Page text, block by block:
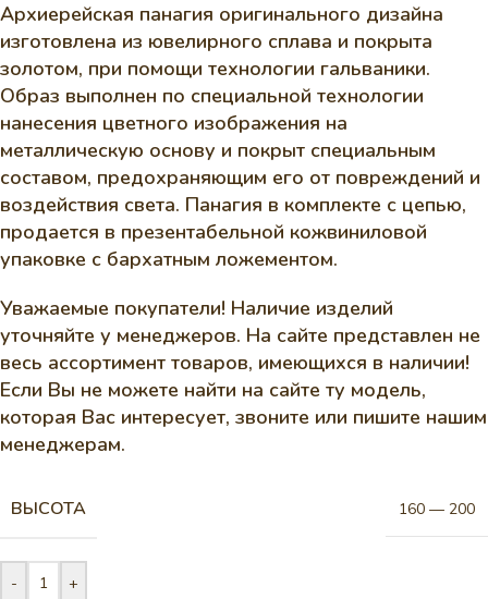
Архиерейская панагия оригинального дизайна
изготовлена из ювелирного сплава и покрыта
золотом, при помощи технологии гальваники.
Образ выполнен по специальной технологии
нанесения цветного изображения на
металлическую основу и покрыт специальным
составом, предохраняющим его от повреждений и
воздействия света. Панагия в комплекте с цепью,
продается в презентабельной кожвиниловой
упаковке с бархатным ложементом.
Уважаемые покупатели! Наличие изделий
уточняйте у менеджеров. На сайте представлен не
весь ассортимент товаров, имеющихся в наличии!
Если Вы не можете найти на сайте ту модель,
которая Вас интересует, звоните или пишите нашим
менеджерам.
ВЫСОТА 160 — 200
- +